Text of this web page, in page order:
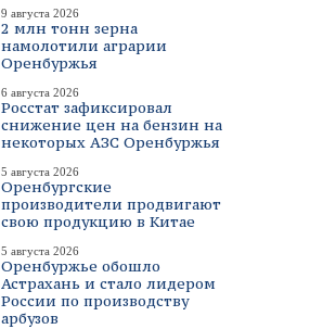
9 августа 2026
2 млн тонн зерна
намолотили аграрии
Оренбуржья
6 августа 2026
Росстат зафиксировал
снижение цен на бензин на
некоторых АЗС Оренбуржья
5 августа 2026
Оренбургские
производители продвигают
свою продукцию в Китае
5 августа 2026
Оренбуржье обошло
Астрахань и стало лидером
России по производству
арбузов